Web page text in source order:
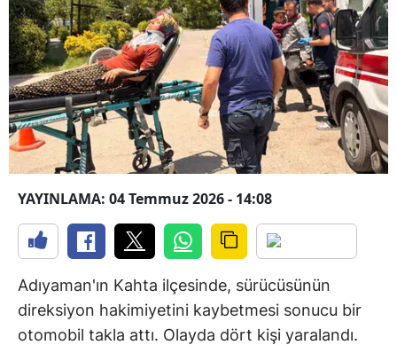
YAYINLAMA: 04 Temmuz 2026 - 14:08
Adıyaman'ın Kahta ilçesinde, sürücüsünün
direksiyon hakimiyetini kaybetmesi sonucu bir
otomobil takla attı. Olayda dört kişi yaralandı.